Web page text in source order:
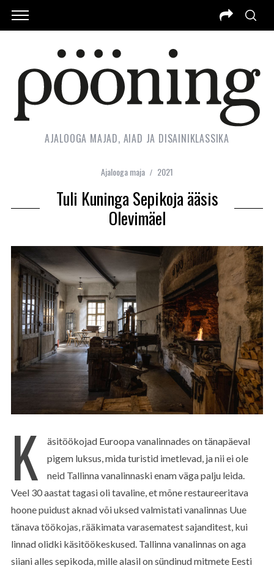
AJALOOGA MAJAD, AIAD JA DISAINIKLASSIKA
Ajalooga maja 2021
Tuli Kuninga Sepikoja ääsis
Olevimäel
K
äsitöökojad Euroopa vanalinnades on tänapäeval
pigem luksus, mida turistid imetlevad, ja nii ei ole
neid Tallinna vanalinnaski enam väga palju leida.
Veel 30 aastat tagasi oli tavaline, et mõne restaureeritava
hoone puidust aknad või uksed valmistati vanalinnas Uue
tänava töökojas, rääkimata varasematest sajanditest, kui
linnad olidki käsitöökeskused. Tallinna vanalinnas on aga
siiani alles sepikoda, mille alasil on sündinud mitmete Eesti